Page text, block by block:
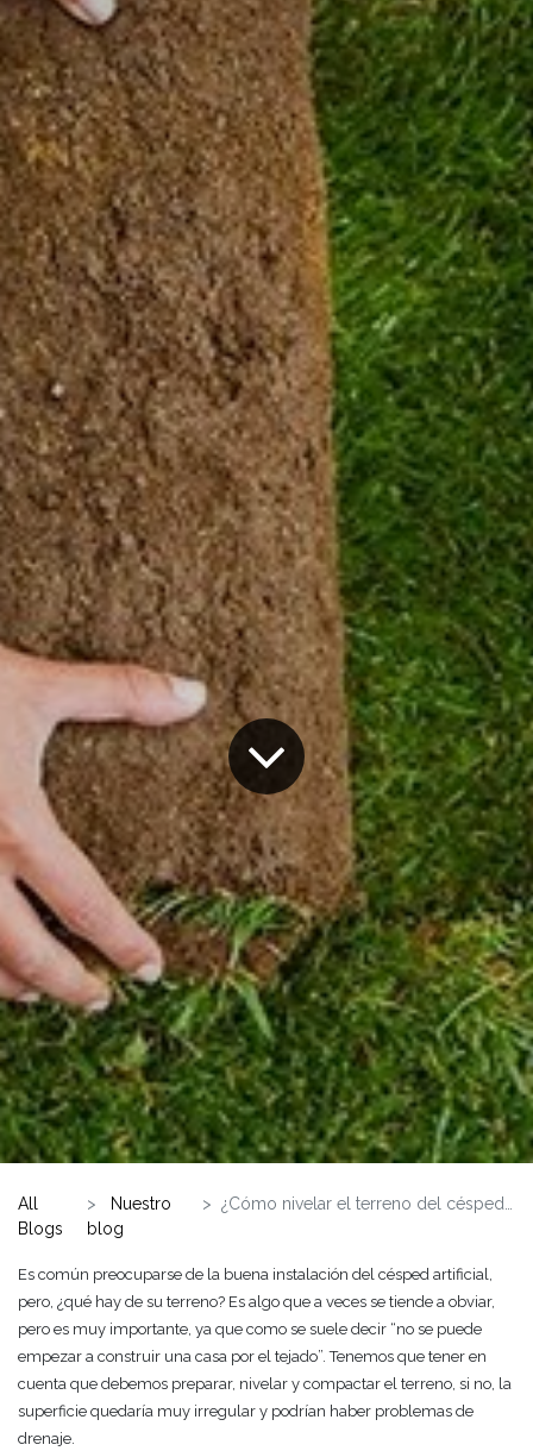
All
Blogs
Nuestro
blog
¿Cómo nivelar el terreno del césped artificial?
Es común preocuparse de la buena instalación del césped artificial,
pero, ¿qué hay de su terreno? Es algo que a veces se tiende a obviar,
pero es muy importante, ya que como se suele decir “no se puede
empezar a construir una casa por el tejado”. Tenemos que tener en
cuenta que debemos preparar, nivelar y compactar el terreno, si no, la
superficie quedaría muy irregular y podrían haber problemas de
drenaje.